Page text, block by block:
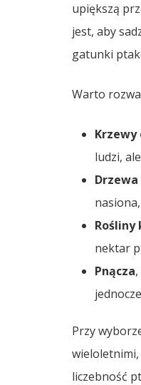
upiększą
jest, aby
gatunki
Warto
Krzewy
ludzi,
Rośliny
nektar
Pnącza
Przy
liczebność